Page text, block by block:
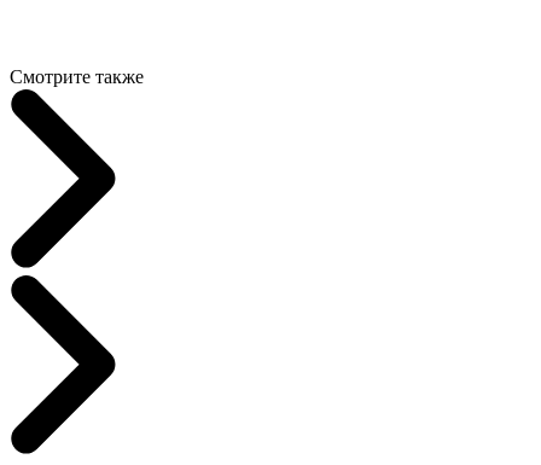
Смотрите также